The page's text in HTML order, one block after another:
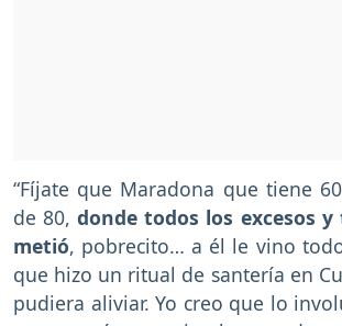
“Fíjate que Maradona que tiene
de 80,donde todos los excesos
metió, pobrecito… a él le vino
que hizo un ritual de santería en
pudiera aliviar. Yo creo que lo